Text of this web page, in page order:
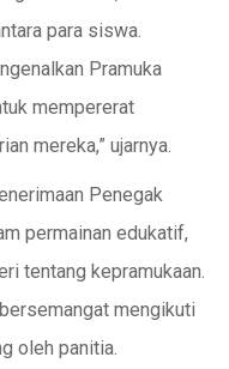
para siswa.
Pramuka
mempererat
mereka,” ujarnya.
Penegak
permainan edukatif,
tentang kepramukaan.
mengikuti
oleh panitia.